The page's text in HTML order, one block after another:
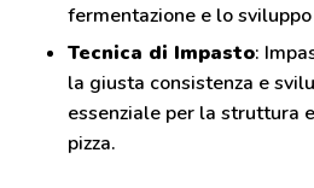
fermentazione e lo
Tecnica di Impasto:
la giusta consistenza e
essenziale per la struttura
pizza.